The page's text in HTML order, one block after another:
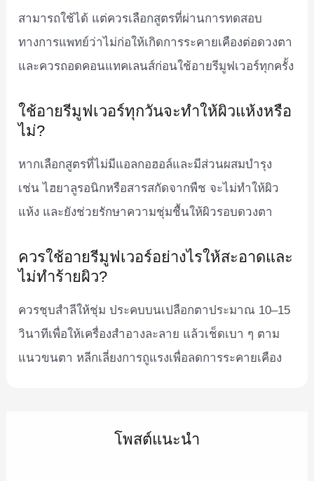
สามารถใช้ได้ แต่ควรเลือกสูตรที่ผ่านการทดสอบ
ทางการแพทย์ว่าไม่ก่อให้เกิดการระคายเคืองต่อดวงตา
และควรถอดคอนแทคเลนส์ก่อนใช้อายรีมูฟเวอร์ทุกครั้ง
ใช้อายรีมูฟเวอร์ทุกวันจะทำให้ผิวแห้งหรือ
ไม่?
หากเลือกสูตรที่ไม่มีแอลกอฮอล์และมีส่วนผสมบำรุง
เช่น ไฮยาลูรอนิกหรือสารสกัดจากพืช จะไม่ทำให้ผิว
แห้ง และยังช่วยรักษาความชุ่มชื้นให้ผิวรอบดวงตา
ควรใช้อายรีมูฟเวอร์อย่างไรให้สะอาดและ
ไม่ทำร้ายผิว?
ควรชุบสำลีให้ชุ่ม ประคบบนเปลือกตาประมาณ 10–15
วินาทีเพื่อให้เครื่องสำอางละลาย แล้วเช็ดเบา ๆ ตาม
แนวขนตา หลีกเลี่ยงการถูแรงเพื่อลดการระคายเคือง
โพสต์แนะนำ